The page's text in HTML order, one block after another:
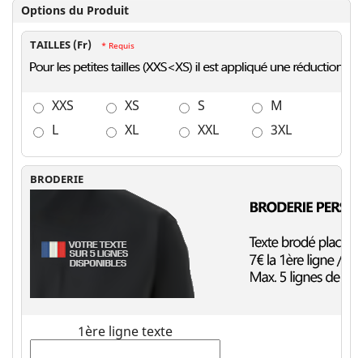
Options du Produit
TAILLES (Fr) * Requis
XXS XS S
M
L
XL XXL 3XL
BRODERIE
1ère ligne texte